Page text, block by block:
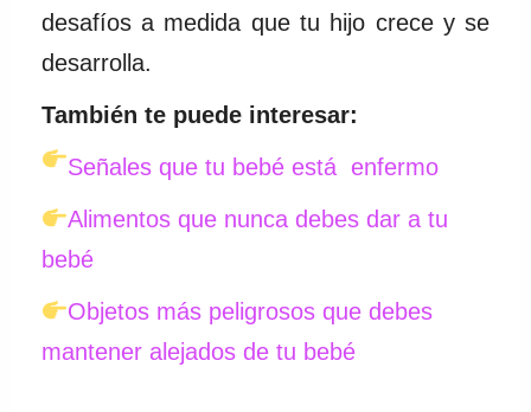
desafíos a medida que tu hijo crece y se
desarrolla.
También te puede interesar:
Señales que tu bebé está enfermo
Alimentos que nunca debes dar a tu
bebé
Objetos más peligrosos que debes
mantener alejados de tu bebé